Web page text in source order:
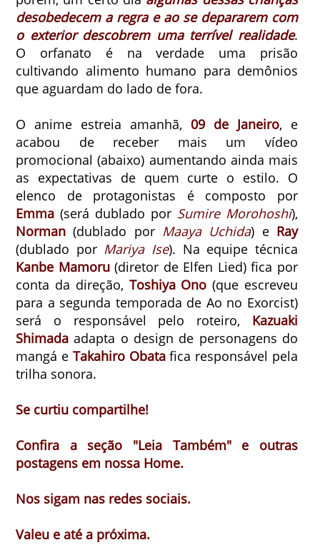
desobedecem a regra e ao se depararem com
o exterior descobrem uma terrível realidade.
O orfanato é na verdade uma prisão
cultivando alimento humano para demônios
que aguardam do lado de fora.
O anime estreia amanhã, 09 de Janeiro, e
acabou de receber mais um vídeo
promocional (abaixo) aumentando ainda mais
as expectativas de quem curte o estilo. O
elenco de protagonistas é composto por
Emma (será dublado por Sumire Morohoshi),
Norman (dublado por Maaya Uchida) e Ray
(dublado por Mariya Ise). Na equipe técnica
Kanbe Mamoru(diretor de Elfen Lied) fica por
conta da direção, Toshiya Ono (que escreveu
para a segunda temporada de Ao no Exorcist)
será o responsável pelo roteiro, Kazuaki
Shimada adapta o design de personagens do
mangá e Takahiro Obatafica responsável pela
trilha sonora.
Se curtiu compartilhe!
Confira a seção "Leia Também" e outras
postagens em nossa Home.
Nos sigam nas redes sociais.
Valeu e até a próxima.